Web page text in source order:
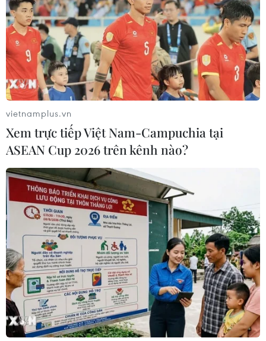
vietnamplus.vn
Xem trực tiếp Việt Nam-Campuchia tại
ASEAN Cup 2026 trên kênh nào?